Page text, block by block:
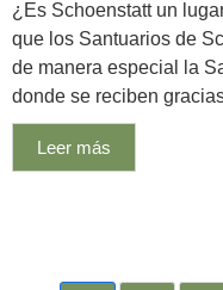
¿Es Schoenstatt un
que los Santuarios de
de manera especial la
donde se reciben
Leer más